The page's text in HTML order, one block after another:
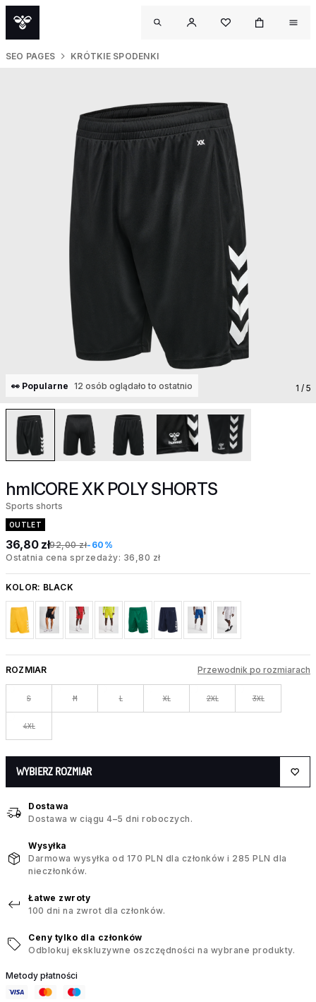
SEO PAGES KRÓTKIE SPODENKI
👀 Popularne 12 osób oglądało to ostatnio 1 / 5
hmlCORE XK POLY SHORTS
Sports shorts
OUTLET
36,80 zł92,00 zł-60%
Ostatnia cena sprzedaży: 36,80 zł
KOLOR: BLACK
ROZMIAR Przewodnik po rozmiarach
S M L XL 2XL 3XL
4XL
WYBIERZ ROZMIAR
Dostawa
Dostawa w ciągu 4–5 dni roboczych.
Wysyłka
Darmowa wysyłka od 170 PLN dla członków i 285 PLN dla
nieczłonków.
Łatwe zwroty
100 dni na zwrot dla członków.
Ceny tylko dla członków
Odblokuj ekskluzywne oszczędności na wybrane produkty.
Metody płatności